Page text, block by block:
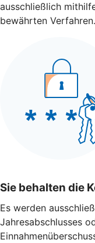
ausschließlich
bewährten Verfahren.
Sie behalten die
Es werden
Jahresabschlusses